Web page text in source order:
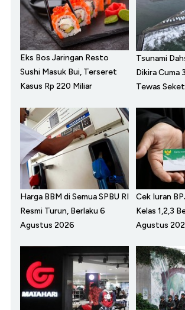
Eks Bos Jaringan Resto
Sushi Masuk Bui, Terseret
Kasus Rp 220 Miliar
Tsunami
Dikira Cuma
Tewas
Harga BBM di Semua SPBU RI
Resmi Turun, Berlaku 6
Agustus 2026
Cek Iuran
Kelas 1,2,3
Agustus